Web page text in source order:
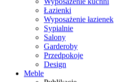
Łazienki
Wyposażenie łazienek
Sypialnie
Salony
Garderoby
Przedpokoje
Design
Meble